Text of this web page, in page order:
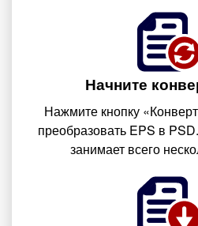
Начните
Нажмите кнопку
преобразовать EPS в
занимает всего